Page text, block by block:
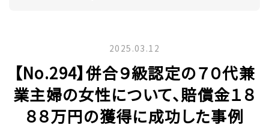
2025.03.12
【No.294】併合９級認定の７０代兼
業主婦の女性について、賠償金１８
８８万円の獲得に成功した事例